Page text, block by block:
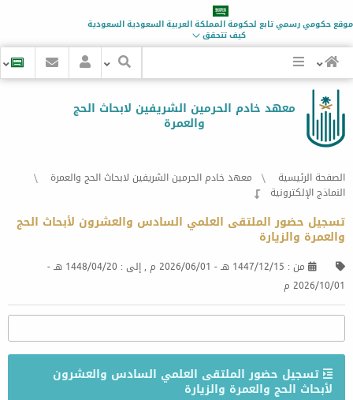
موقع حكومي رسمي تابع لحكومةالمملكة العربية السعوديةالسعودية
كيف تتحقق
معهد خادم الحرمين الشريفين لابحاث الحج
والعمرة
الصفحة الرئيسية
معهد خادم الحرمين الشريفين لابحاث الحج والعمرة
النماذج الإلكترونية
تسجيل حضور الملتقى العلمي السادس والعشرون لأبحاث الحج
والعمرة والزيارة
من : 1447/12/15 هـ - 2026/06/01 م , إلى : 1448/04/20 هـ
-
2026/10/01 م
تسجيل حضور الملتقى العلمي السادس والعشرون
لأبحاث الحج والعمرة والزيارة